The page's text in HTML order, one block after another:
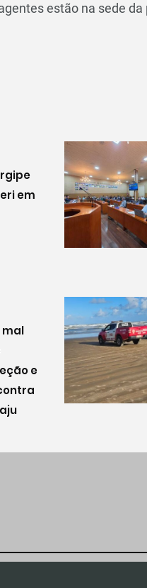
estão na sede
em
mal
e